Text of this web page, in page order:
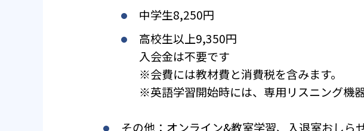
中学生8,250円
高校生以上9,350円
入会金は不要です
※会費には教材費と消費税を含みます。
※英語学習開始時には、専用リスニング機
その他：オンライン&教室学習、入退室おしら